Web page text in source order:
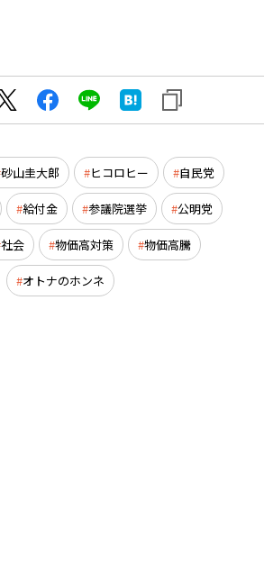
砂山圭大郎 ヒコロヒー 自民党
給付金 参議院選挙 公明党
社会 物価高対策 物価高騰
オトナのホンネ